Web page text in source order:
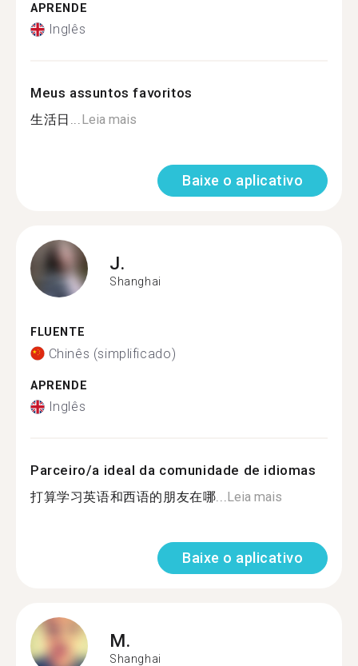
APRENDE
Inglês
Meus assuntos favoritos
生活日...Leia mais
Baixe o aplicativo
J.
Shanghai
FLUENTE
Chinês (simplificado)
APRENDE
Inglês
Parceiro/a ideal da comunidade de idiomas
打算学习英语和西语的朋友在哪...Leia mais
Baixe o aplicativo
M.
Shanghai